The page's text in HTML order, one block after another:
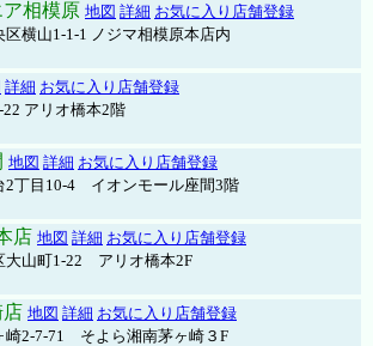
相模原 地図 詳細 お気に入り店舗登録
横山1-1-1 ノジマ相模原本店内
詳細 お気に入り店舗登録
アリオ橋本2階
地図 詳細 お気に入り店舗登録
2丁目10-4 イオンモール座間3階
店 地図 詳細 お気に入り店舗登録
大山町1-22 アリオ橋本2F
店 地図 詳細 お気に入り店舗登録
崎2‐7‐71 そよら湘南茅ヶ崎３F